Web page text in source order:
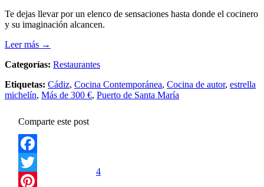
Te dejas llevar por un elenco de sensaciones hasta donde el cocinero
y su imaginación alcancen.
Leer más →
Categorías: Restaurantes
Etiquetas: Cádiz, Cocina Contemporánea, Cocina de autor, estrella
michelín, Más de 300 €, Puerto de Santa María
Comparte este post
Facebook
Twitter
4